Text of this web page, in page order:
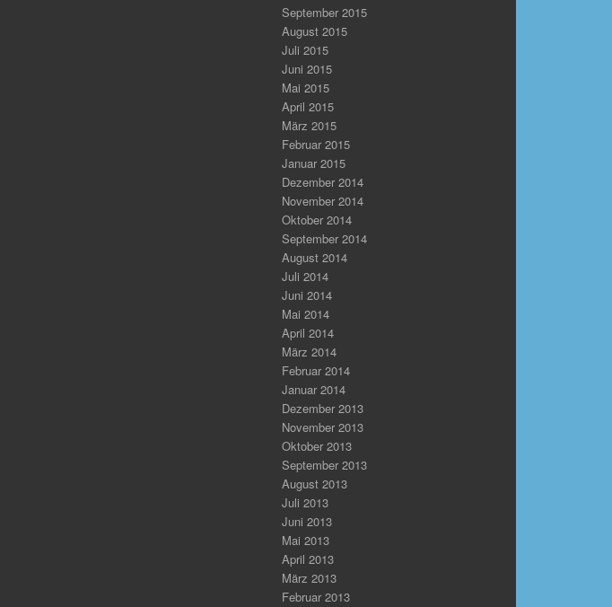
September 2015
August 2015
Juli 2015
Juni 2015
Mai 2015
April 2015
März 2015
Februar 2015
Januar 2015
Dezember 2014
November 2014
Oktober 2014
September 2014
August 2014
Juli 2014
Juni 2014
Mai 2014
April 2014
März 2014
Februar 2014
Januar 2014
Dezember 2013
November 2013
Oktober 2013
September 2013
August 2013
Juli 2013
Juni 2013
Mai 2013
April 2013
März 2013
Februar 2013